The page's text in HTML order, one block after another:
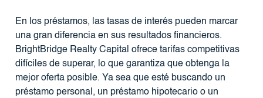
En los préstamos, las tasas de interés pueden marcar
una gran diferencia en sus resultados financieros.
BrightBridge Realty Capital ofrece tarifas competitivas
difíciles de superar, lo que garantiza que obtenga la
mejor oferta posible. Ya sea que esté buscando un
préstamo personal, un préstamo hipotecario o un